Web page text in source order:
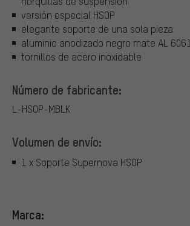
versión especial HSOP
elegante soporte de una sola pieza
aluminio anodizado negro mate AL 6061
tornillos de acero inoxidable
Número de fabricante:
L-HSOP-MBLK
Volumen de envío:
1 x Soporte Supernova HSOP
Marca: